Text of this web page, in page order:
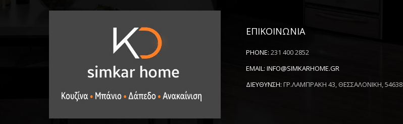
ΕΠΙΚΟΙΝΩΝΙΑ
PHONE: 231 400 2852
EMAIL: INFO@SIMKARHOME.GR
ΔΙΕΥΘΥΝΣΗ: ΓΡ.ΛΑΜΠΡΑΚΗ 43, ΘΕΣΣΑΛΟΝΙΚΗ, 54638